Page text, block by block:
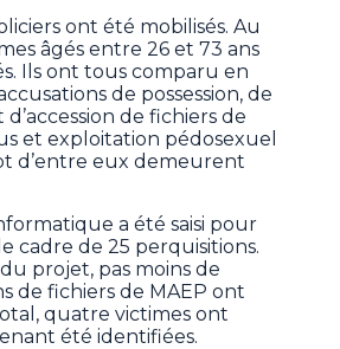
ont été mobilisés. Au
âgés entre 26 et 73 ans
Ils ont tous comparu en
de possession, de
de fichiers de
et exploitation pédosexuel
d’entre eux demeurent
a été saisi pour
cadre de 25 perquisitions.
projet, pas moins de
de fichiers de MAEP ont
quatre victimes ont
été identifiées.